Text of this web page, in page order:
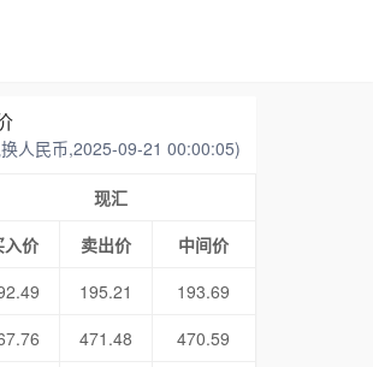
人民币,2025-09-21 00:00:05)
现汇
入价
卖出价
中间价
195.21
193.69
471.48
470.59